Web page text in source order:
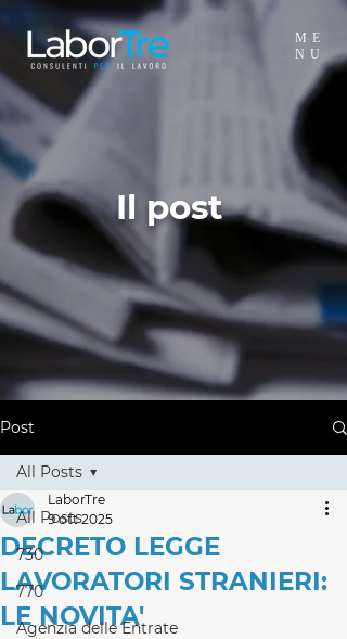
ME
NU
Il post
Post
All Posts
730
770
Agenzia delle Entrate
All Posts
DECRETO LEGGE
LAVORATORI STRANIERI:
LE NOVITA'
LaborTre
9 ott 2025